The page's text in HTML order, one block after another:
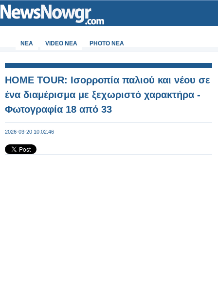
ΝΕΑ VIDEO NEA PHOTO NEA
HOME TOUR: Ισορροπία παλιού και νέου σε
ένα διαμέρισμα με ξεχωριστό χαρακτήρα -
Φωτογραφία 18 από 33
2026-03-20 10:02:46